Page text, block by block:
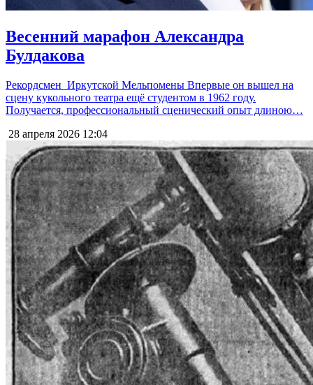
Весенний марафон Александра
Булдакова
Рекордсмен Иркутской Мельпомены Впервые он вышел на
сцену кукольного театра ещё студентом в 1962 году.
Получается, профессиональный сценический опыт длиною…
28 апреля 2026 12:04